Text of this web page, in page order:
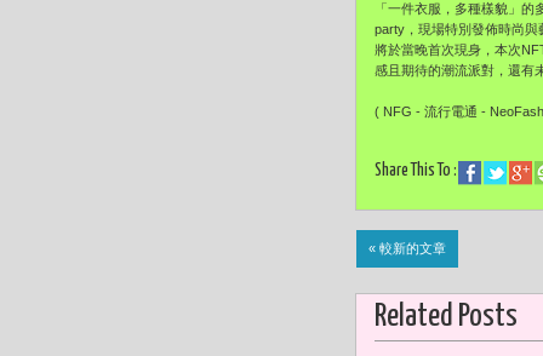
「一件衣服，多種樣貌」
party，現場特別發佈時尚
將於當晚首次現身，本次
感且期待的潮流派對，還有
( NFG - 流行電通 -
Share This To :
« 較新的文章
Related Posts